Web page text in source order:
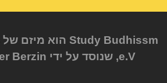
e.V, שנוסד על ידי Dr. Alexander Berzin